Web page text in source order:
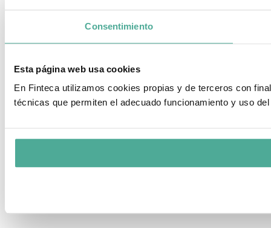
Consentimiento
Esta página web usa cookies
En Finteca utilizamos cookies propias y de terceros con
técnicas que permiten el adecuado funcionamiento y uso